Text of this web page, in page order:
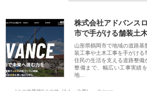
株式会社アドバンス
市で手がける舗装土
山形県鶴岡市で地域の道路
装工事や土木工事を手がける
住民の生活を支える道路整備
整備まで、幅広い工事実績
地…